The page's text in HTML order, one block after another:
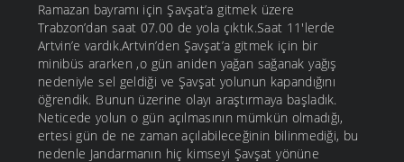
Ramazan bayramı için Şavşat’a gitmek üzere
Trabzon’dan saat 07.00 de yola çıktık.Saat 11'lerde
Artvin’e vardık.Artvin’den Şavşat’a gitmek için bir
minibüs ararken ,o gün aniden yağan sağanak yağış
nedeniyle sel geldiği ve Şavşat yolunun kapandığını
öğrendik. Bunun üzerine olayı araştırmaya başladık.
Neticede yolun o gün açılmasının mümkün olmadığı,
ertesi gün de ne zaman açılabileceğinin bilinmediği, bu
nedenle Jandarmanın hiç kimseyi Şavşat yönüne